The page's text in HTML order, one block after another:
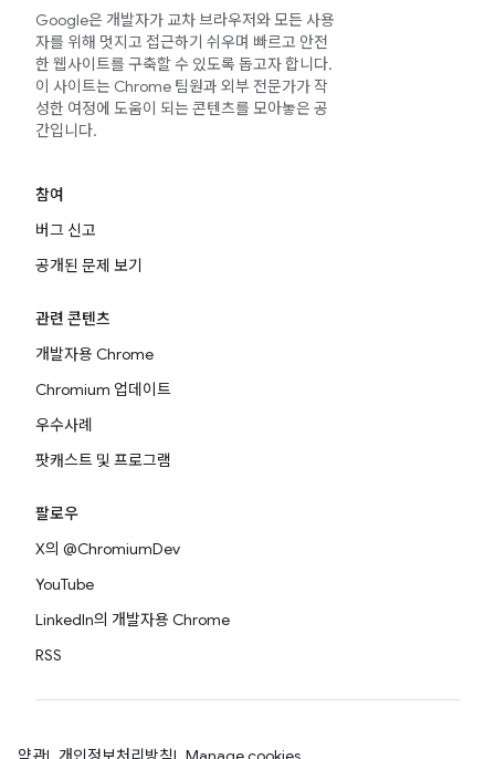
Google은 개발자가 교차 브라우저와 모든 사용
자를 위해 멋지고 접근하기 쉬우며 빠르고 안전
한 웹사이트를 구축할 수 있도록 돕고자 합니다.
이 사이트는 Chrome 팀원과 외부 전문가가 작
성한 여정에 도움이 되는 콘텐츠를 모아놓은 공
간입니다.
참여
버그 신고
공개된 문제 보기
관련 콘텐츠
개발자용 Chrome
Chromium 업데이트
우수사례
팟캐스트 및 프로그램
팔로우
X의 @ChromiumDev
YouTube
LinkedIn의 개발자용 Chrome
RSS